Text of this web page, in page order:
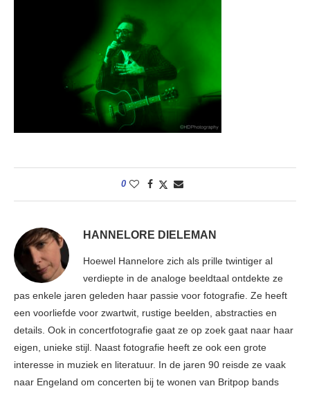
0
HANNELORE DIELEMAN
Hoewel Hannelore zich als prille twintiger al
verdiepte in de analoge beeldtaal ontdekte ze
pas enkele jaren geleden haar passie voor fotografie. Ze heeft
een voorliefde voor zwartwit, rustige beelden, abstracties en
details. Ook in concertfotografie gaat ze op zoek gaat naar haar
eigen, unieke stijl. Naast fotografie heeft ze ook een grote
interesse in muziek en literatuur. In de jaren 90 reisde ze vaak
naar Engeland om concerten bij te wonen van Britpop bands